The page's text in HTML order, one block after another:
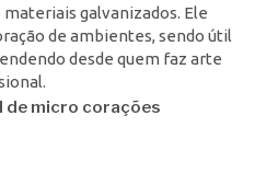
galvanizados. Ele
de ambientes, sendo útil
desde quem faz arte
de micro corações